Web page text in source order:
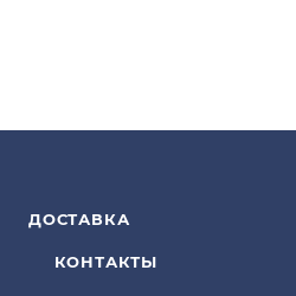
ДОСТАВКА
КОНТАКТЫ